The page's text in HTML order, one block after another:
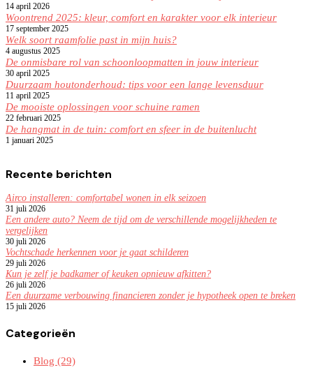
14 april 2026
Woontrend 2025: kleur, comfort en karakter voor elk interieur
17 september 2025
Welk soort raamfolie past in mijn huis?
4 augustus 2025
De onmisbare rol van schoonloopmatten in jouw interieur
30 april 2025
Duurzaam houtonderhoud: tips voor een lange levensduur
11 april 2025
De mooiste oplossingen voor schuine ramen
22 februari 2025
De hangmat in de tuin: comfort en sfeer in de buitenlucht
1 januari 2025
Recente berichten
Airco installeren: comfortabel wonen in elk seizoen
31 juli 2026
Een andere auto? Neem de tijd om de verschillende mogelijkheden te
vergelijken
30 juli 2026
Vochtschade herkennen voor je gaat schilderen
29 juli 2026
Kun je zelf je badkamer of keuken opnieuw afkitten?
26 juli 2026
Een duurzame verbouwing financieren zonder je hypotheek open te breken
15 juli 2026
Categorieën
Blog (29)